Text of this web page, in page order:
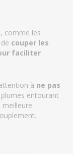
comme les
couper les
faciliter
à ne pas
plumes entourant